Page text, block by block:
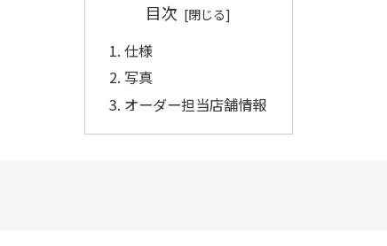
目次
仕様
写真
オーダー担当店舗情報